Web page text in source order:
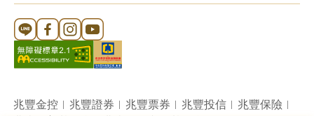
Line 官方帳號
FB 官方帳號
Instagram 官方帳號
YouTube 官方帳號
兆豐金控 兆豐證券 兆豐票券 兆豐投信
兆豐保險